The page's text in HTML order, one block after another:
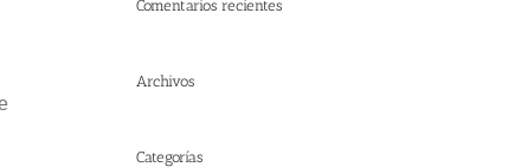
Comentarios recientes
Archivos
Categorías